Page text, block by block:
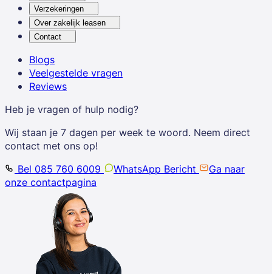
Verzekeringen
Over zakelijk leasen
Contact
Blogs
Veelgestelde vragen
Reviews
Heb je vragen of hulp nodig?
Wij staan je 7 dagen per week te woord. Neem direct
contact met ons op!
Bel 085 760 6009
WhatsApp Bericht
Ga naar
onze contactpagina